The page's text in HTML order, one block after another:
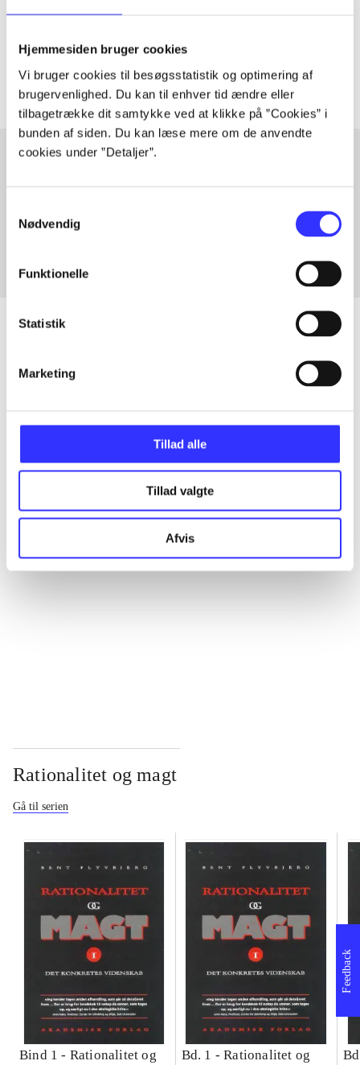
Hjemmesiden bruger cookies
Vi bruger cookies til besøgsstatistik og optimering af
brugervenlighed. Du kan til enhver tid ændre eller
tilbagetrække dit samtykke ved at klikke på ”Cookies” i
bunden af siden. Du kan læse mere om de anvendte
cookies under ”Detaljer”.
Nødvendig
Funktionelle
Statistik
Marketing
Tillad alle
Tillad valgte
Afvis
Artiklerne i handler ofte om
Fra
Artikler
Rationalitet og magt
Gå til serien
Bind 1 - Rationalitet og
Bd. 1 -Rationalitet og
Feedback